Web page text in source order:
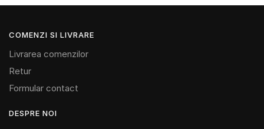
COMENZI SI LIVRARE
Livrarea comenzilor
Retur
Formular contact
DESPRE NOI